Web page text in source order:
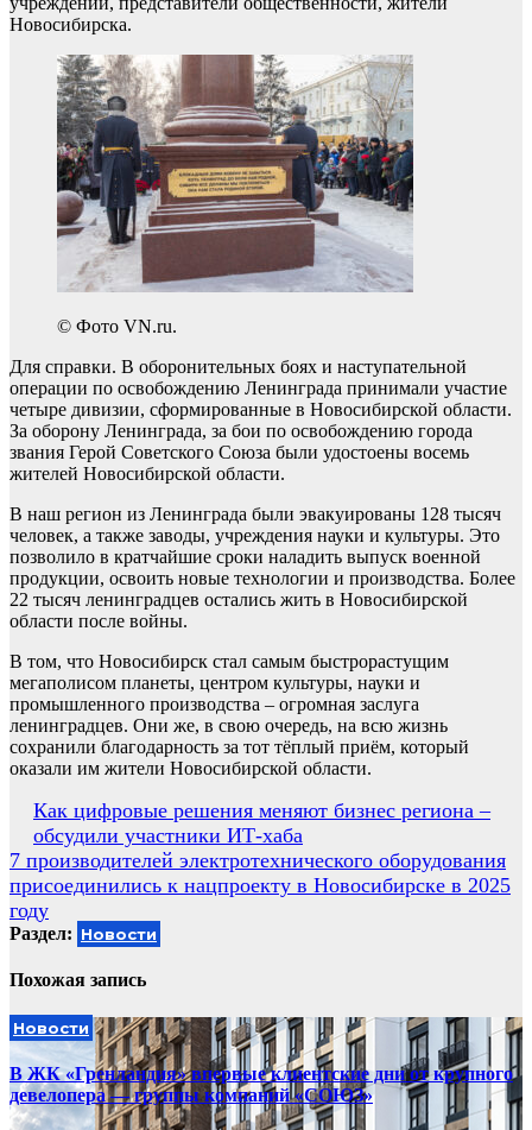
Новосибирска.
© Фото VN.ru.
Для справки. В оборонительных боях и наступательной
операции по освобождению Ленинграда принимали участие
четыре дивизии, сформированные в Новосибирской области.
За оборону Ленинграда, за бои по освобождению города
звания Герой Советского Союза были удостоены восемь
жителей Новосибирской области.
В наш регион из Ленинграда были эвакуированы 128 тысяч
человек, а также заводы, учреждения науки и культуры. Это
позволило в кратчайшие сроки наладить выпуск военной
продукции, освоить новые технологии и производства. Более
22 тысяч ленинградцев остались жить в Новосибирской
области после войны.
В том, что Новосибирск стал самым быстрорастущим
мегаполисом планеты, центром культуры, науки и
промышленного производства – огромная заслуга
ленинградцев. Они же, в свою очередь, на всю жизнь
сохранили благодарность за тот тёплый приём, который
оказали им жители Новосибирской области.
Навигация
по
записям
Как цифровые решения меняют бизнес региона –
обсудили участники ИТ-хаба
7 производителей электротехнического оборудования
присоединились к нацпроекту в Новосибирске в 2025
году
Раздел: Новости
Похожая запись
Новости
В ЖК «Гренландия» впервые клиентские дни от крупного
девелопера — группы компаний «СОЮЗ»